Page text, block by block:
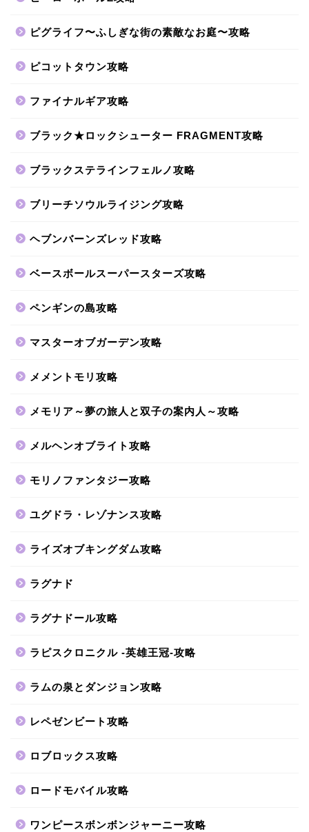
ピグライフ〜ふしぎな街の素敵なお庭〜攻略
ピコットタウン攻略
ファイナルギア攻略
ブラック★ロックシューター FRAGMENT攻略
ブラックステラインフェルノ攻略
ブリーチソウルライジング攻略
ヘブンバーンズレッド攻略
ベースボールスーパースターズ攻略
ペンギンの島攻略
マスターオブガーデン攻略
メメントモリ攻略
メモリア～夢の旅人と双子の案内人～攻略
メルヘンオブライト攻略
モリノファンタジー攻略
ユグドラ・レゾナンス攻略
ライズオブキングダム攻略
ラグナド
ラグナドール攻略
ラピスクロニクル -英雄王冠-攻略
ラムの泉とダンジョン攻略
レペゼンビート攻略
ロブロックス攻略
ロードモバイル攻略
ワンピースボンボンジャーニー攻略